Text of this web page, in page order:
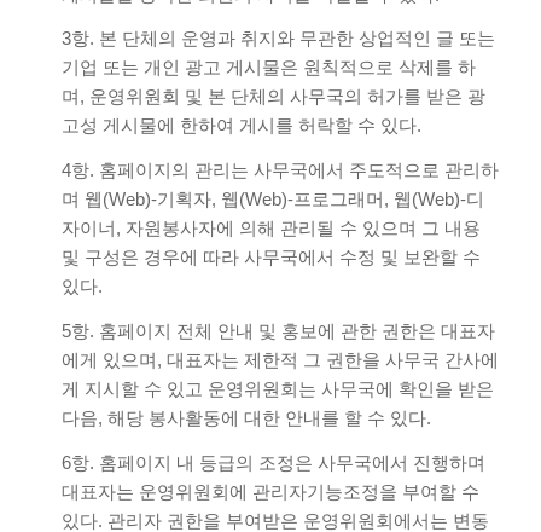
3항. 본 단체의 운영과 취지와 무관한 상업적인 글 또는
기업 또는 개인 광고 게시물은 원칙적으로 삭제를 하
며, 운영위원회 및 본 단체의 사무국의 허가를 받은 광
고성 게시물에 한하여 게시를 허락할 수 있다.
4항. 홈페이지의 관리는 사무국에서 주도적으로 관리하
며 웹(Web)-기획자, 웹(Web)-프로그래머, 웹(Web)-디
자이너, 자원봉사자에 의해 관리될 수 있으며 그 내용
및 구성은 경우에 따라 사무국에서 수정 및 보완할 수
있다.
5항. 홈페이지 전체 안내 및 홍보에 관한 권한은 대표자
에게 있으며, 대표자는 제한적 그 권한을 사무국 간사에
게 지시할 수 있고 운영위원회는 사무국에 확인을 받은
다음, 해당 봉사활동에 대한 안내를 할 수 있다.
6항. 홈페이지 내 등급의 조정은 사무국에서 진행하며
대표자는 운영위원회에 관리자기능조정을 부여할 수
있다. 관리자 권한을 부여받은 운영위원회에서는 변동